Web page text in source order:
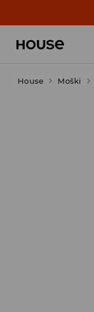
House Moški